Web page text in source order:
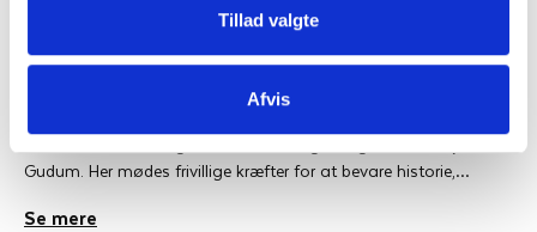
Tillad valgte
Afvis
Serup Smedje holder håndværkstraditioner
Gudum. Her mødes frivillige kræfter for at bevare historie,…
Se mere